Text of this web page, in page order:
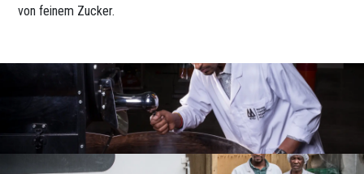
von feinem Zucker.